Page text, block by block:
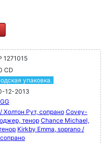
1271015
CD
упаковка.
12-2013
Холтон Рут, сопрано Covey-
тенор Chance Michael,
Kirkby Emma, soprano /